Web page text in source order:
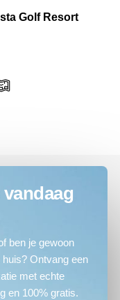
Golf Resort
ben je gewoon
Ontvang een
met echte
en 100% gratis.